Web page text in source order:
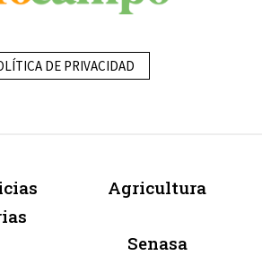
DE PRIVACIDAD
Agricultura
Senasa